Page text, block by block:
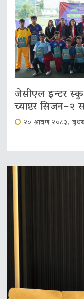
जेसीएल इन्टर
च्याप्टर
२० श्रावण २०८३,